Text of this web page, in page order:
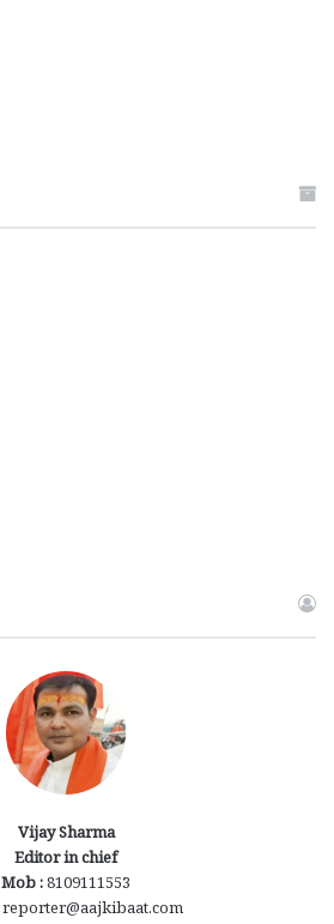
Vijay Sharma
Editor in chief
Mob :8109111553
reporter@aajkibaat.com